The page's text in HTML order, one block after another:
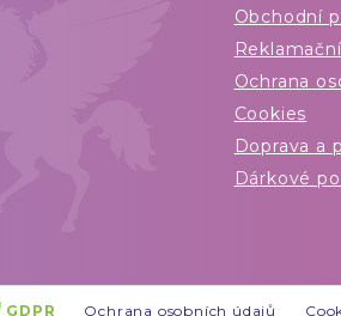
Obchodní
Ochrana
Cookies
Doprava a
Dárkové
GDPR Ochrana osobních údajů